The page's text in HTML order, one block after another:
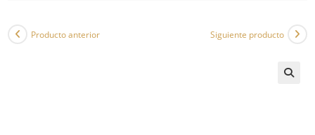
Producto anterior Siguiente producto